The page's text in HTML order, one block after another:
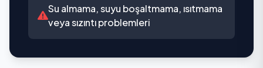
Su almama, suyu boşaltmama, ısıtmama
veya sızıntı problemleri